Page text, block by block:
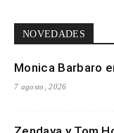
NOVEDADES
Monica Barbaro
7 agosto, 2026